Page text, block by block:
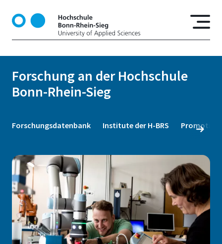
k
Forschung an der Hochschule
Bonn-Rhein-Sieg
Forschungsdatenbank Institute der H-BRS Promotion